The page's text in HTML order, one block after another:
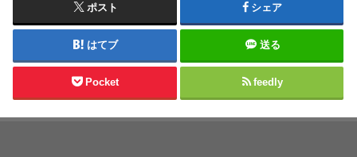
ポスト シェア
はてブ 送る
Pocket feedly